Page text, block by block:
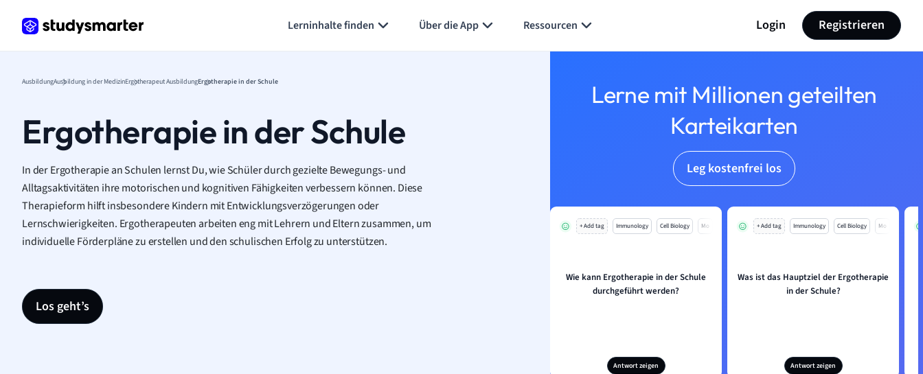
Lerninhalte finden Über die App Ressourcen Login Registrieren
AusbildungAusbildung in der MedizinErgotherapeut AusbildungErgotherapie in der Schule
Ergotherapie in der Schule
In der Ergotherapie an Schulen lernst Du, wie Schüler durch gezielte Bewegungs- und
Alltagsaktivitäten ihre motorischen und kognitiven Fähigkeiten verbessern können. Diese
Therapieform hilft insbesondere Kindern mit Entwicklungsverzögerungen oder
Lernschwierigkeiten. Ergotherapeuten arbeiten eng mit Lehrern und Eltern zusammen, um
individuelle Förderpläne zu erstellen und den schulischen Erfolg zu unterstützen.
Los geht’s
Lerne mit Millionen geteilten
Karteikarten
Leg kostenfrei los
+ Add tag Immunology Cell Biology Mo
Wie kann Ergotherapie in der Schule
durchgeführt werden?
Antwort zeigen
+ Add tag Immunology Cell Biology Mo
Was ist das Hauptziel der Ergotherapie
in der Schule?
Antwort zeigen